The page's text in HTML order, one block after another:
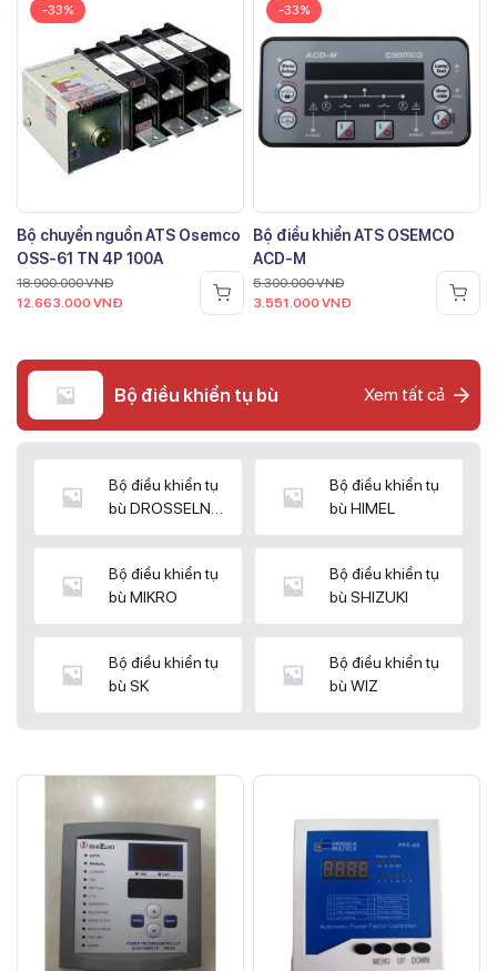
-33%
Bộ chuyển nguồn ATS Osemco
OSS-61 TN 4P 100A
18.900.000VNĐ
12.663.000 VNĐ
-33%
Bộ điều khiển ATS OSEMCO
ACD-M
5.300.000VNĐ
3.551.000 VNĐ
Bộ điều khiển tụ bù Xem tất cả
Bộ điều khiển tụ
bù DROSSELN
Bộ điều khiển tụ
bù HIMEL
Bộ điều khiển tụ
bù MIKRO
Bộ điều khiển tụ
bù SHIZUKI
Bộ điều khiển tụ
bù SK
Bộ điều khiển tụ
bù WIZ